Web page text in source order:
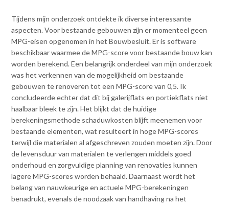
Tijdens mijn onderzoek ontdekte ik diverse interessante
aspecten. Voor bestaande gebouwen zijn er momenteel geen
MPG-eisen opgenomen in het Bouwbesluit. Er is software
beschikbaar waarmee de MPG-score voor bestaande bouw kan
worden berekend. Een belangrijk onderdeel van mijn onderzoek
was het verkennen van de mogelijkheid om bestaande
gebouwen te renoveren tot een MPG-score van 0,5. Ik
concludeerde echter dat dit bij galerijflats en portiekflats niet
haalbaar bleek te zijn. Het blijkt dat de huidige
berekeningsmethode schaduwkosten blijft meenemen voor
bestaande elementen, wat resulteert in hoge MPG-scores
terwijl die materialen al afgeschreven zouden moeten zijn. Door
de levensduur van materialen te verlengen middels goed
onderhoud en zorgvuldige planning van renovaties kunnen
lagere MPG-scores worden behaald. Daarnaast wordt het
belang van nauwkeurige en actuele MPG-berekeningen
benadrukt, evenals de noodzaak van handhaving na het